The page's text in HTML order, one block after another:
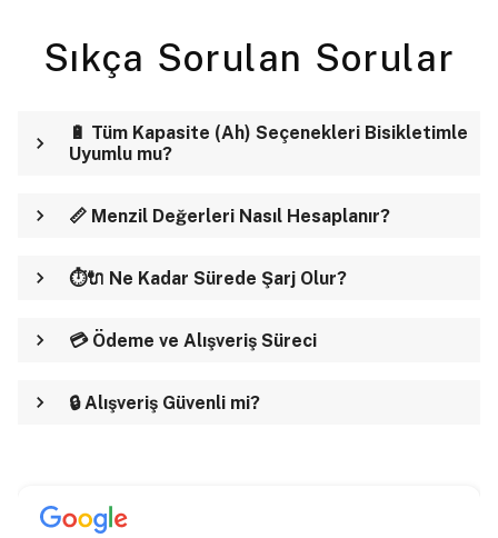
Sıkça Sorulan Sorular
🔋 Tüm Kapasite (Ah) Seçenekleri Bisikletimle
Uyumlu mu?
📏 Menzil Değerleri Nasıl Hesaplanır?
⏱️🔌 Ne Kadar Sürede Şarj Olur?
💳 Ödeme ve Alışveriş Süreci
🔒 Alışveriş Güvenli mi?